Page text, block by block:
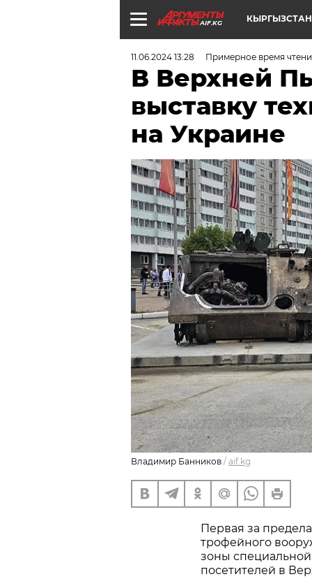
AIF.KG КЫРГЫЗСТАН
11.06.2024 13:28 Примерное время
В Верхней
выставку
на Украине
Владимир Банников / aif.kg
Первая за
трофейного
зоны
посетителей в